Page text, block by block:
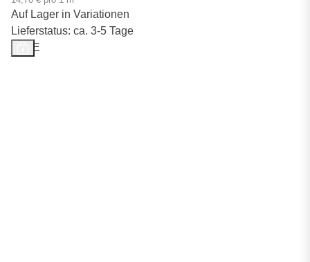
Auf Lager in Variationen
Lieferstatus: ca. 3-5 Tage
SALE